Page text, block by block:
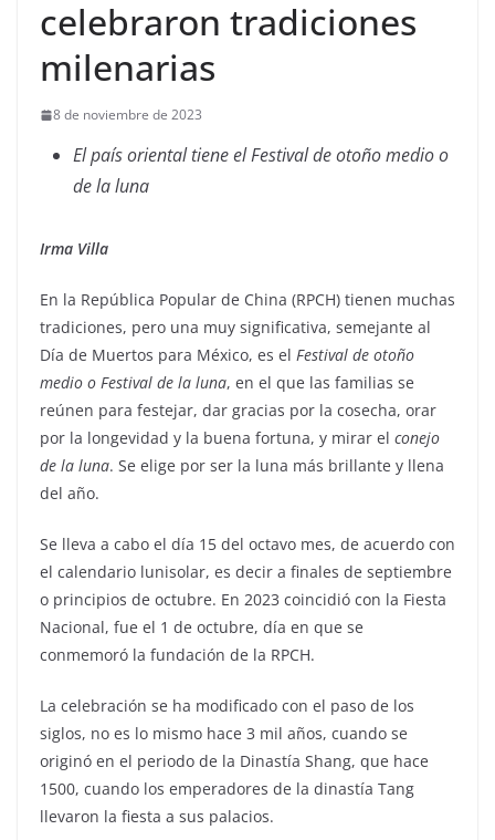
celebraron tradiciones
milenarias
8 de noviembre de 2023
El país oriental tiene el Festival de otoño medio o
de la luna
Irma Villa
En la República Popular de China (RPCH) tienen muchas
tradiciones, pero una muy significativa, semejante al
Día de Muertos para México, es el Festival de otoño
medio o Festival de la luna, en el que las familias se
reúnen para festejar, dar gracias por la cosecha, orar
por la longevidad y la buena fortuna, y mirar el conejo
de la luna. Se elige por ser la luna más brillante y llena
del año.
Se lleva a cabo el día 15 del octavo mes, de acuerdo con
el calendario lunisolar, es decir a finales de septiembre
o principios de octubre. En 2023 coincidió con la Fiesta
Nacional, fue el 1 de octubre, día en que se
conmemoró la fundación de la RPCH.
La celebración se ha modificado con el paso de los
siglos, no es lo mismo hace 3 mil años, cuando se
originó en el periodo de la Dinastía Shang, que hace
1500, cuando los emperadores de la dinastía Tang
llevaron la fiesta a sus palacios.